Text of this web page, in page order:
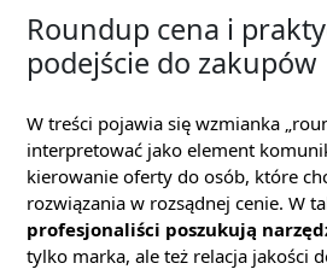
Roundup cena i
podejście do zakupów
W treści pojawia się wzmianka
interpretować jako element
kierowanie oferty do osób, które
rozwiązania w rozsądnej cenie. W
profesjonaliści poszukują
tylko marka, ale też relacja jakości